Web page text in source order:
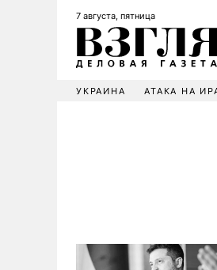
7 августа, пятница
УКРАИНА АТАКА НА